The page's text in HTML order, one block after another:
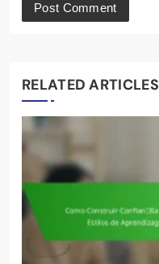
RELATED ARTICLES